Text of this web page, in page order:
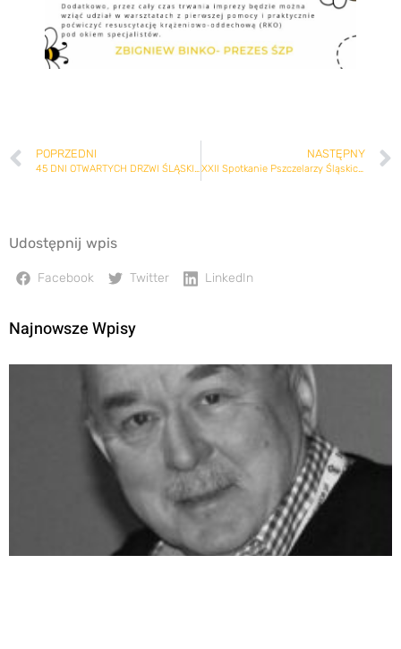
POPRZEDNI
45 DNI OTWARTYCH DRZWI ŚLĄSKIEGO OŚRODKA DORADZTWA ROLNICZEGO
NASTĘPNY
XXII Spotkanie Pszczelarzy Śląskich na Trutowisku w Murckach – GALERIA
Udostępnij wpis
Facebook Twitter LinkedIn
Najnowsze Wpisy